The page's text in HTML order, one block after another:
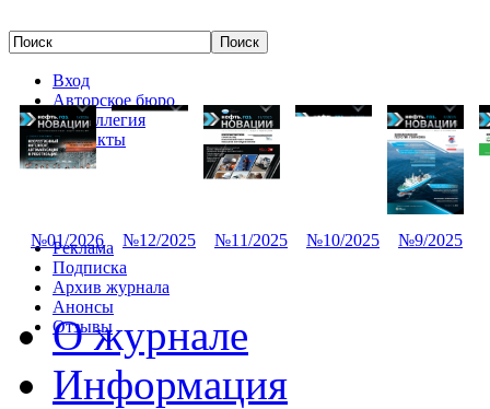
Вход
Авторское бюро
Редколлегия
Контакты
№01/2026 №12/2025 №11/2025 №10/2025 №9/2025
Реклама
Подписка
Архив журнала
Анонсы
Отзывы
О журнале
Информация